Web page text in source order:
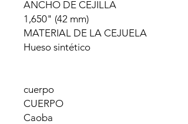
ANCHO DE CEJILLA
1,650" (42 mm)
MATERIAL DE LA CEJUELA
Hueso sintético
cuerpo
CUERPO
Caoba